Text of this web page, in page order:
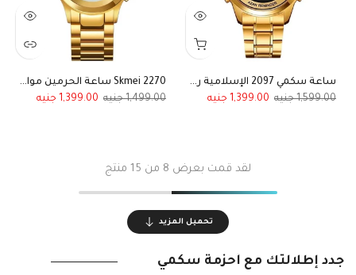
ساعة سكمي 2097 الإسلامية رجالي فاخرة ستيل ذهبي بميناء داكن
1,599.00
1,399.00
Skmei 2270 ساعة الحرمين مواقيت الصلاة ذهبي
1,499.00
1,399.00
لقد قمت بعرض 8 من 15 منتج
تحميل المزيد
جدد إطلالتك مع أحزمة سكمي